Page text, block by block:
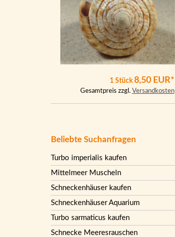
1 Stück 8,50 EUR*
Gesamtpreis zzgl. Versandkosten
Beliebte Suchanfragen
Turbo imperialis kaufen
Mittelmeer Muscheln
Schneckenhäuser kaufen
Schneckenhäuser Aquarium
Turbo sarmaticus kaufen
Schnecke Meeresrauschen